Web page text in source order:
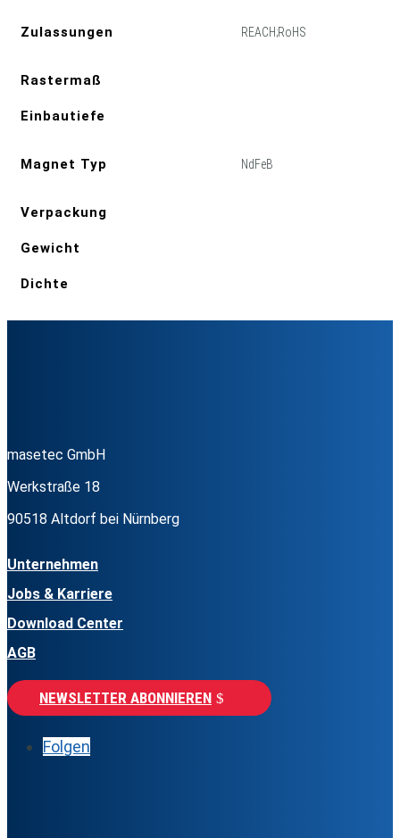
Zulassungen REACH;RoHS
Rastermaß
Einbautiefe
Magnet Typ NdFeB
Verpackung
Gewicht
Dichte
masetec GmbH
Werkstraße 18
90518 Altdorf bei Nürnberg
Unternehmen
Jobs & Karriere
Download Center
AGB
NEWSLETTER ABONNIEREN
Folgen